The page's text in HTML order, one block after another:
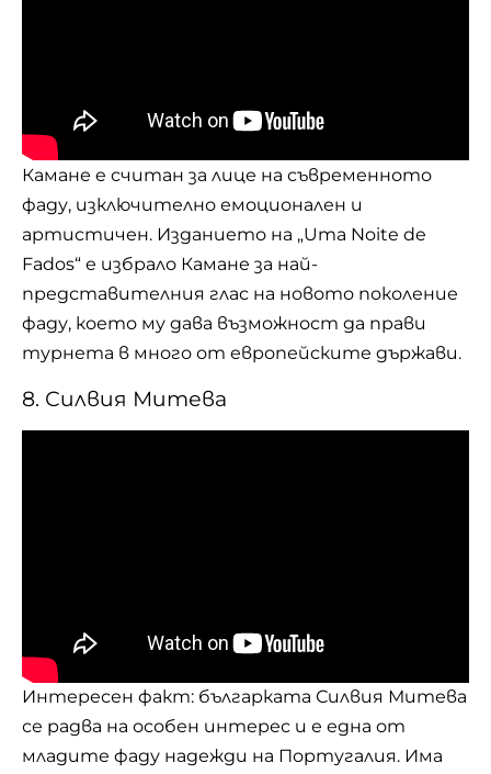
Камане e считан за лице на съвременното
фаду, изключително емоционален и
артистичен. Изданието на „Uma Noite de
Fados“ е избрало Камане за най-
представителния глас на новото поколение
фаду, което му дава възможност да прави
турнета в много от европейските държави.
8. Силвия Митева
Интересен факт: българката Силвия Митева
се радва на особен интерес и е една от
младите фаду надежди на Португалия. Има